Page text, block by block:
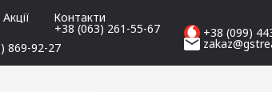
Акції Контакти
+38 (063) 261-55-67
869-92-27
+38 (099)